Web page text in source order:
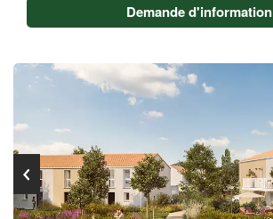
Demande d'information